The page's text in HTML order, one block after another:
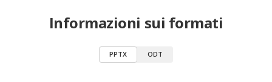
Informazioni sui formati
PPTX ODT